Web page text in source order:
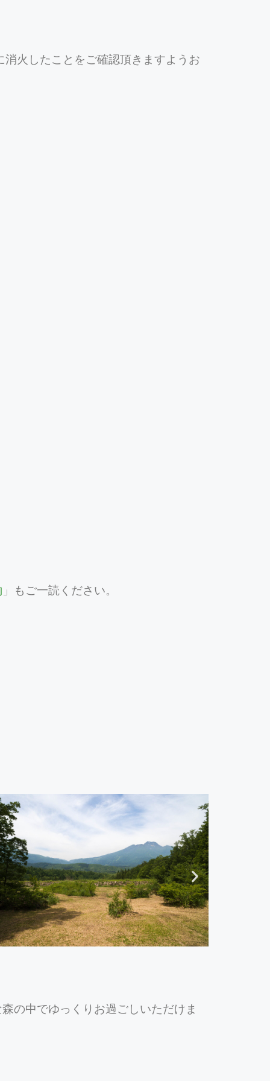
火したことをご確認頂きますようお
」もご一読ください。
の中でゆっくりお過ごしいただけま